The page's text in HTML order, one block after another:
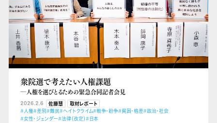
衆院選で考えたい人権課題
―人権を選びとるための緊急合同記者会見
2026.2.6 佐藤慧
取材レポート
#人権#差別#難民#ヘイトクライム#戦争・紛争#貧困・格差#政治・社会
#女性・ジェンダー#法律（改定）#日本